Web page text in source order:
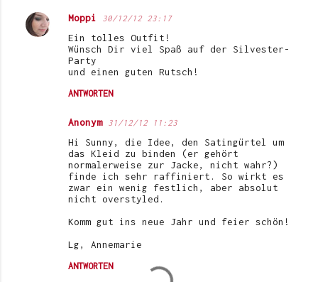
e
Moppi 30/12/12 23:17
Ein tolles Outfit!
Wünsch Dir viel Spaß auf der Silvester-
Party
und einen guten Rutsch!
ANTWORTEN
Anonym 31/12/12 11:23
Hi Sunny, die Idee, den Satingürtel um
das Kleid zu binden (er gehört
normalerweise zur Jacke, nicht wahr?)
finde ich sehr raffiniert. So wirkt es
zwar ein wenig festlich, aber absolut
nicht overstyled.
Komm gut ins neue Jahr und feier schön!
Lg, Annemarie
ANTWORTEN